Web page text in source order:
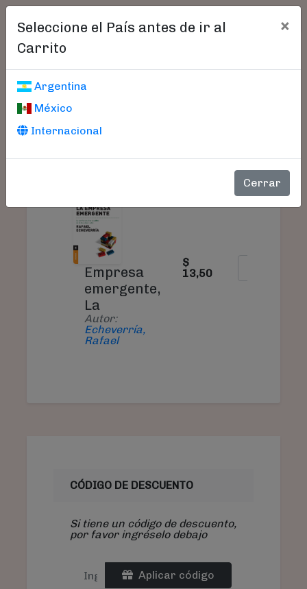
Seleccione el País antes de ir al
Carrito
×
Argentina
México
Internacional
Cerrar
Carrito De Compras
PRODUCTO PRECIO CANTIDAD
Empresa
emergente,
La
Autor:
Echeverría,
Rafael
$
13,50
CÓDIGO DE DESCUENTO
Si tiene un código de descuento,
por favor ingréselo debajo
Aplicar código